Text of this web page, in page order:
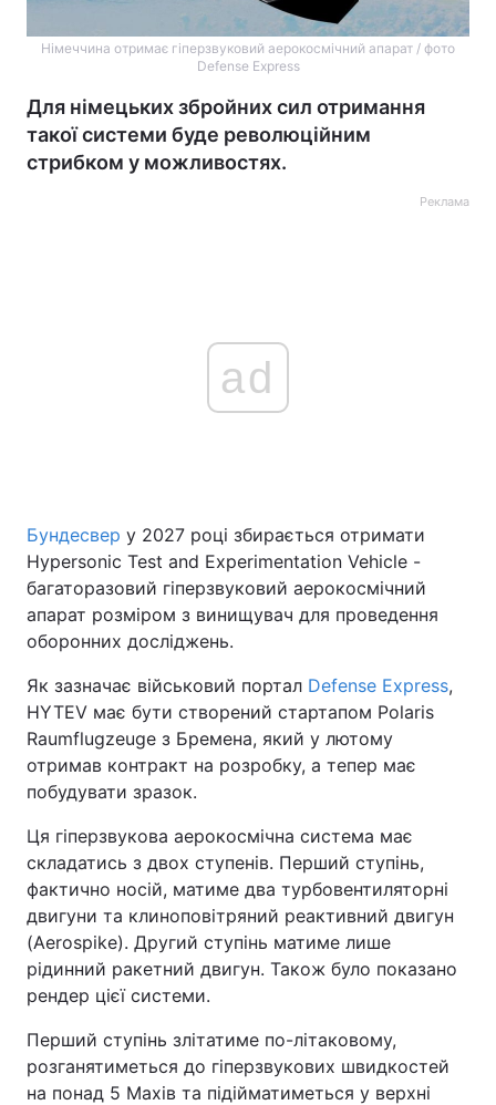
Німеччина отримає гіперзвуковий аерокосмічний апарат / фото
Defense Express
Для німецьких збройних сил отримання
такої системи буде революційним
стрибком у можливостях.
Реклама
ad
Бундесвер у 2027 році збирається отримати
Hypersonic Test and Experimentation Vehicle -
багаторазовий гіперзвуковий аерокосмічний
апарат розміром з винищувач для проведення
оборонних досліджень.
Як зазначає військовий портал Defense Express,
HYTEV має бути створений стартапом Polaris
Raumflugzeuge з Бремена, який у лютому
отримав контракт на розробку, а тепер має
побудувати зразок.
Ця гіперзвукова аерокосмічна система має
складатись з двох ступенів. Перший ступінь,
фактично носій, матиме два турбовентиляторні
двигуни та клиноповітряний реактивний двигун
(Aerospike). Другий ступінь матиме лише
рідинний ракетний двигун. Також було показано
рендер цієї системи.
Перший ступінь злітатиме по-літаковому,
розганятиметься до гіперзвукових швидкостей
на понад 5 Махів та підійматиметься у верхні